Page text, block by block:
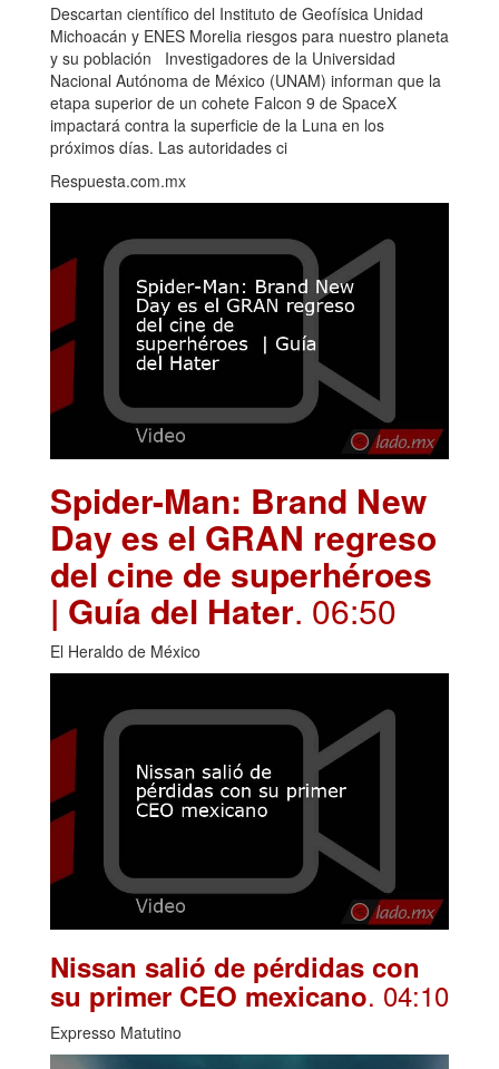
Descartan científico del Instituto de Geofísica Unidad
Michoacán y ENES Morelia riesgos para nuestro planeta
y su población Investigadores de la Universidad
Nacional Autónoma de México (UNAM) informan que la
etapa superior de un cohete Falcon 9 de SpaceX
impactará contra la superficie de la Luna en los
próximos días. Las autoridades ci
Respuesta.com.mx
Spider-Man: Brand New
Day es el GRAN regreso
del cine de superhéroes
| Guía del Hater. 06:50
El Heraldo de México
Nissan salió de pérdidas con
su primer CEO mexicano. 04:10
Expresso Matutino